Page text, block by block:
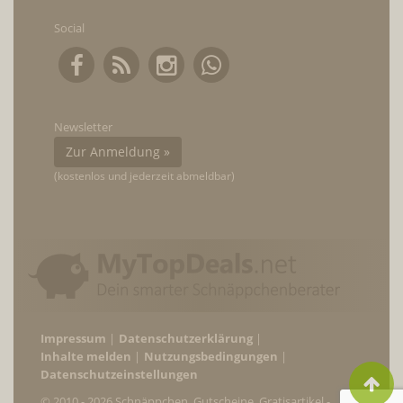
Social
Newsletter
Zur Anmeldung »
(kostenlos und jederzeit abmeldbar)
Impressum
Datenschutzerklärung
Inhalte melden
Nutzungsbedingungen
Datenschutzeinstellungen